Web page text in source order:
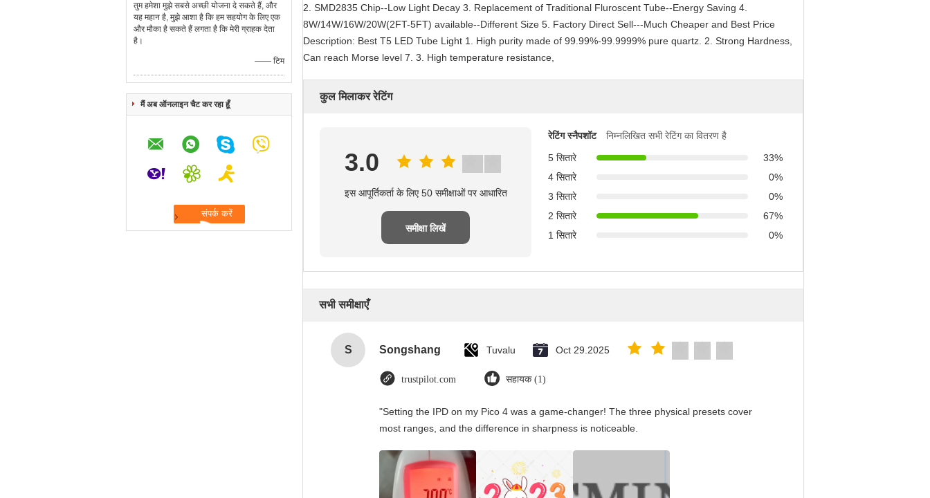
तुम हमेशा मुझे सबसे अच्छी योजना दे सकते हैं, और
यह महान है, मुझे आशा है कि हम सहयोग के लिए एक
और मौका है सकते हैं लगता है कि मेरी ग्राहक देता
है।
—— टिम
मैं अब ऑनलाइन चैट कर रहा हूँ
2. SMD2835 Chip--Low Light Decay 3. Replacement of Traditional Fluroscent Tube--Energy Saving 4.
8W/14W/16W/20W(2FT-5FT) available--Different Size 5. Factory Direct Sell---Much Cheaper and Best Price
Description: Best T5 LED Tube Light 1. High purity made of 99.99%-99.9999% pure quartz. 2. Strong Hardness,
Can reach Morse level 7. 3. High temperature resistance,
कुल मिलाकर रेटिंग
3.0
इस आपूर्तिकर्ता के लिए 50 समीक्षाओं पर आधारित
समीक्षा लिखें
रेटिंग स्नैपशॉट
निम्नलिखित सभी रेटिंग का वितरण है
5 सितारे
33%
4 सितारे
0%
3 सितारे
0%
2 सितारे
67%
1 सितारे
0%
सभी समीक्षाएँ
S Songshang Tuvalu Oct 29.2025
trustpilot.com सहायक (1)
"Setting the IPD on my Pico 4 was a game-changer! The three physical presets cover
most ranges, and the difference in sharpness is noticeable.